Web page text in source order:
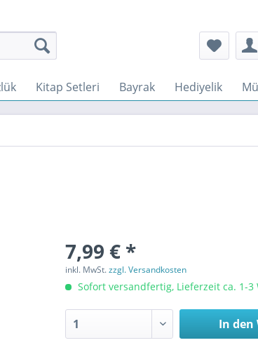
Kitap Setleri Bayrak Hediyelik
7,99 € *
inkl. MwSt.zzgl. Versandkosten
Sofort versandfertig, Lieferzeit ca. 1-3
In den